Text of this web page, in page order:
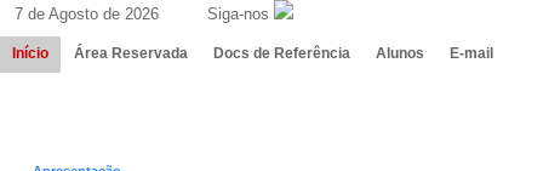
7 de Agosto de 2026 Siga-nos
Início Área Reservada Docs de Referência Alunos E-mail